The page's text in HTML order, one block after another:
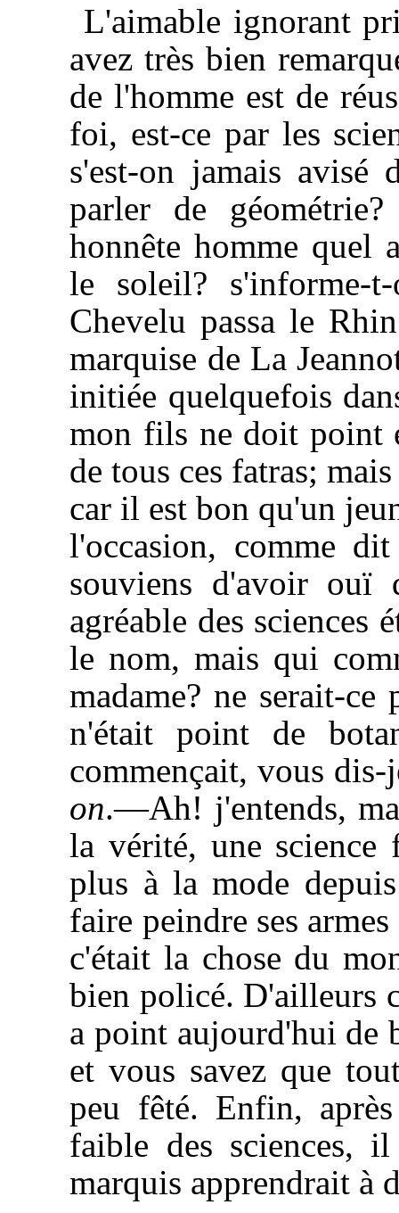
L'aimable ignorant
avez très bien
de l'homme est de
foi, est-ce par les
s'est-on jamais avisé
parler de
honnête homme quel
le soleil? s'informe-
Chevelu passa le
marquise de La
initiée quelquefois
mon fils ne doit point
de tous ces fatras;
car il est bon qu'un
l'occasion, comme
souviens d'avoir
agréable des sciences
le nom, mais qui
madame? ne serait-
n'était point de
commençait, vous
on.—Ah! j'entends,
la vérité, une science
plus à la mode
faire peindre ses
c'était la chose du
bien policé. D'ailleurs
a point aujourd'hui de
et vous savez que
peu fêté. Enfin,
faible des sciences,
marquis apprendrait à